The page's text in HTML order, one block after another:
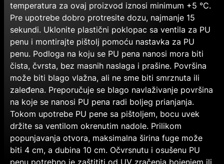
temperatura za ovaj proizvod iznosi minimum +5 °C.
Pre upotrebe dobro protresite dozu, najmanje 15
sekundi. Uklonite plastični poklopac sa ventila za PU
penu i montirajte pištolj pomoću nastavka za PU
penu. Podloga na koju se PU pena nanosi mora biti
čista, čvrsta, bez masnih naslaga i prašine. Površina
može biti blago vlažna, ali ne sme biti smrznuta ili
zaleđena. Preporučuje se blago navlaživanje površina
na koje se nanosi PU pena radi boljeg prianjanja.
Tokom upotrebe PU pene sa pištoljem, bocu uvek
držite sa ventilom okrenutim nadole. Prilikom
popunjavanja otvora, maksimalna širina fuge može
biti 4 cm, a dubina 10 cm. Očvrsnutu i osušenu PU